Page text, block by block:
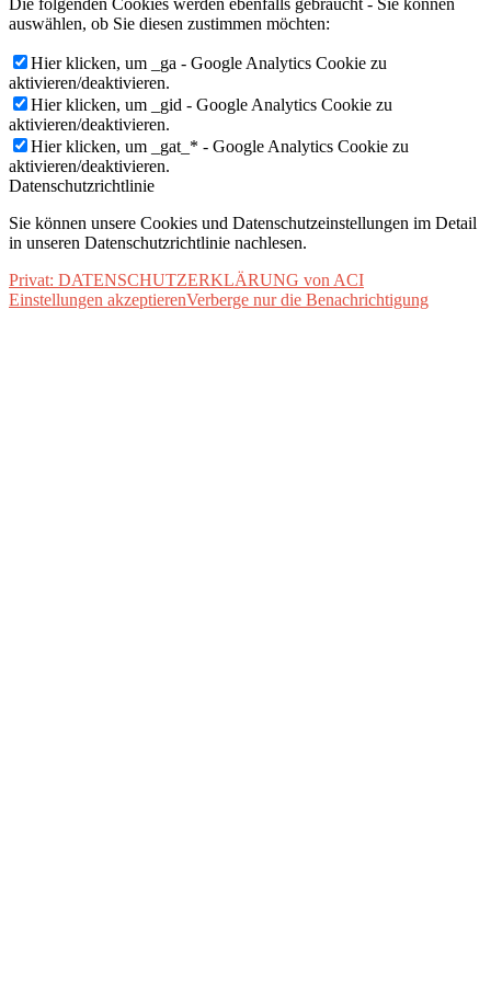
auswählen, ob Sie diesen zustimmen möchten:
Hier klicken, um _ga - Google Analytics Cookie zu
aktivieren/deaktivieren.
Hier klicken, um _gid - Google Analytics Cookie zu
aktivieren/deaktivieren.
Hier klicken, um _gat_* - Google Analytics Cookie zu
aktivieren/deaktivieren.
Datenschutzrichtlinie
Sie können unsere Cookies und Datenschutzeinstellungen im Detail
in unseren Datenschutzrichtlinie nachlesen.
Privat: DATENSCHUTZERKLÄRUNG von ACI
Einstellungen akzeptierenVerberge nur die Benachrichtigung